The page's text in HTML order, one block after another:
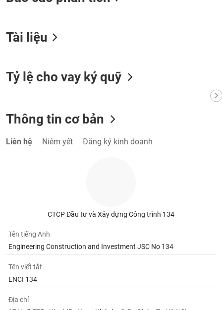
Tài liệu
Tỷ lệ cho vay ký quỹ
Thông tin cơ bản
Liên hệ Niêm yết Đăng ký kinh doanh
CTCP Đầu tư và Xây dựng Công trình 134
Tên tiếng Anh
Engineering Construction and Investment JSC No 134
Tên viết tắt
ENCI 134
Địa chỉ
VỤ
TIỆN
ÍCH
ĐỘNG
Lãnh
(-)
Tất cả Người nội bộ Người liên quan Cổ đông lớn